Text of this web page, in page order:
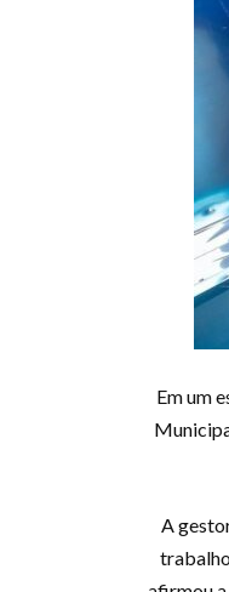
Em um
A